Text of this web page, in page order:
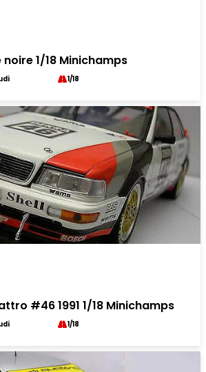
noire 1/18 Minichamps
1/18
#46 1991 1/18 Minichamps
1/18